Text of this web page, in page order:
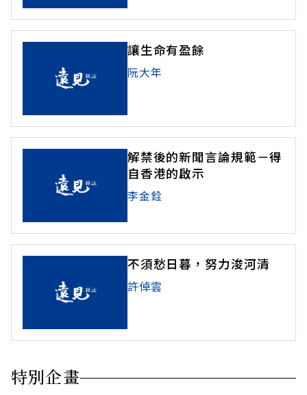
讓生命有盈餘
阮大年
解禁後的新聞言論規範－得
自香港的啟示
李金銓
不須愁日暮，努力浚河清
許倬雲
特別企畫